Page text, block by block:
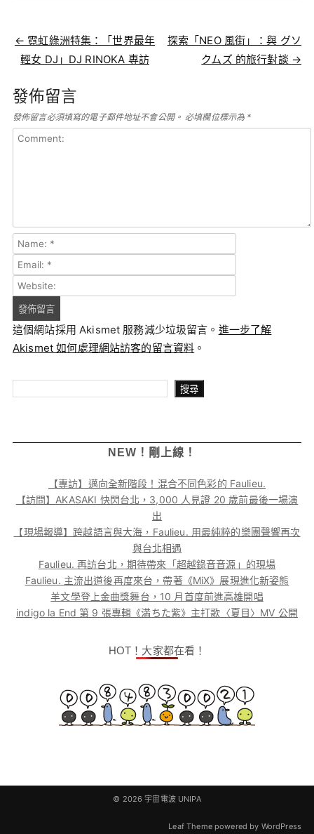
Post navigation
← 霓虹綠洲特集：「世界最年
輕女 DJ」DJ RINOKA 專訪
探索「NEO 風街」：與 グソ
クムズ 的旅行對談 →
發佈留言
發佈留言必須填寫的電子郵件地址不會公開。 必填欄位標示為 *
這個網站採用 Akismet 服務減少垃圾留言。 進一步了解
Akismet 如何處理網站訪客的留言資料 。
搜尋
NEW！剛上線！
【專訪】邁向全新階段！混合不同色彩的 Faulieu.
【訪問】AKASAKI 快閃台北，3,000 人見證 20 歲前最後一場演
出
【現場報導】跨越語言與大海，Faulieu. 用最純粹的樂團聲響再次
與台北相遇
Faulieu. 再訪台北，期待帶來「超越錄音音源」的現場
Faulieu. 主流出道後再度來台，帶著《MiX》展現進化新姿態
羊文學登上金曲獎舞台，10 月首度前進高雄開唱
indigo la End 第 9 張專輯《満ちた紫》主打歌〈夏目〉MV 公開
HOT！大家都在看！
© 2026宇宙電波 UNIPA
Leaf Themepowered by WordPress